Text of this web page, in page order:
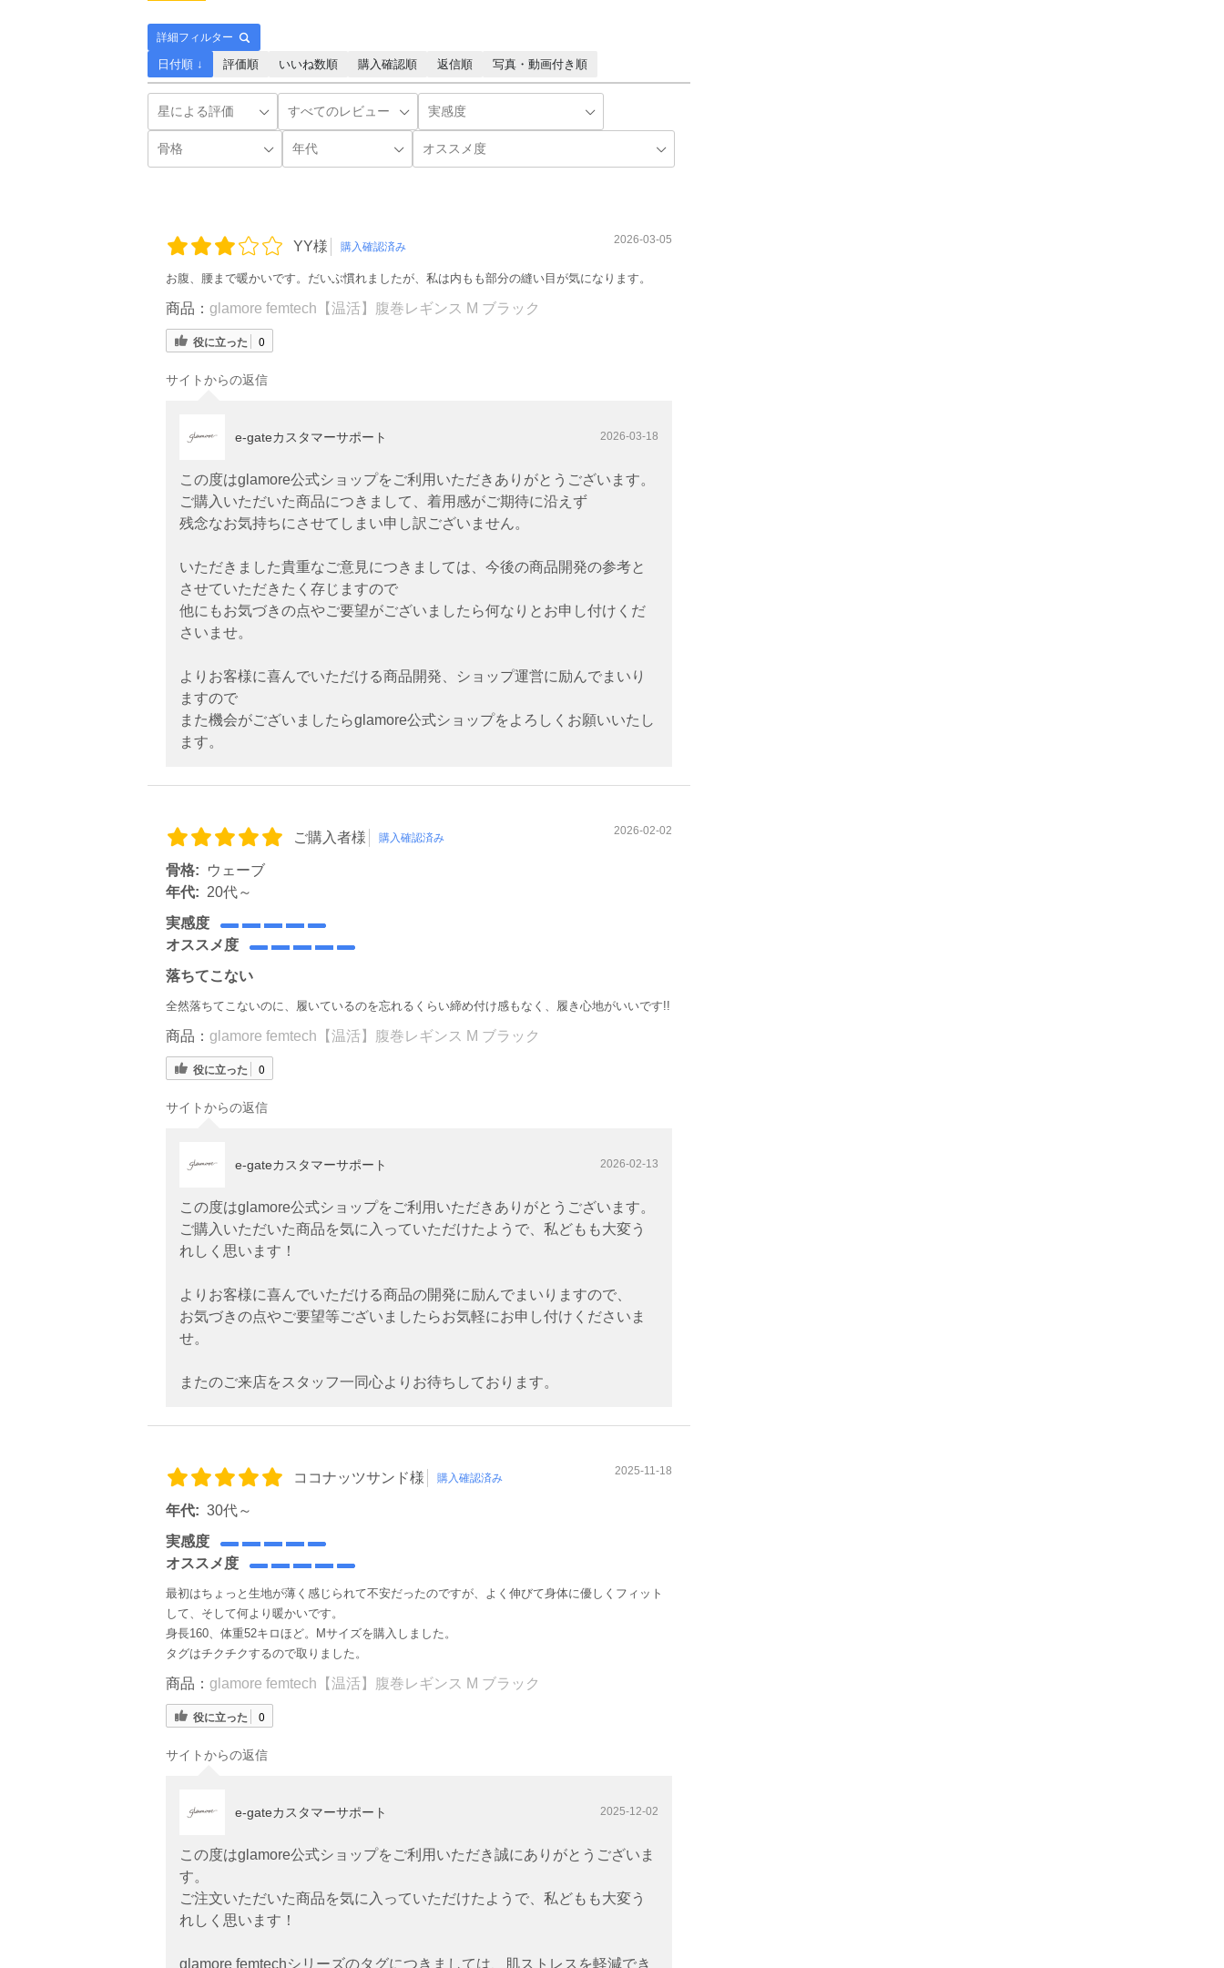
詳細フィルター
日付順 ↓ 評価順 いいね数順 購入確認順 返信順 写真・動画付き順
YY様 購入確認済み
2026-03-05
お腹、腰まで暖かいです。だいぶ慣れましたが、私は内もも部分の縫い目が気になります。
商品： glamore femtech【温活】腹巻レギンス M ブラック
役に立った 0
サイトからの返信
e-gateカスタマーサポート 2026-03-18
この度はglamore公式ショップをご利用いただきありがとうございます。
ご購入いただいた商品につきまして、着用感がご期待に沿えず
残念なお気持ちにさせてしまい申し訳ございません。
いただきました貴重なご意見につきましては、今後の商品開発の参考と
させていただきたく存じますので
他にもお気づきの点やご要望がございましたら何なりとお申し付けくだ
さいませ。
よりお客様に喜んでいただける商品開発、ショップ運営に励んでまいり
ますので
また機会がございましたらglamore公式ショップをよろしくお願いいたし
ます。
ご購入者様 購入確認済み
2026-02-02
骨格:
ウェーブ
年代: 20代～
実感度
オススメ度
落ちてこない
全然落ちてこないのに、履いているのを忘れるくらい締め付け感もなく、履き心地がいいです!!
商品： glamore femtech【温活】腹巻レギンス M ブラック
役に立った 0
サイトからの返信
e-gateカスタマーサポート 2026-02-13
この度はglamore公式ショップをご利用いただきありがとうございます。
ご購入いただいた商品を気に入っていただけたようで、私どもも大変う
れしく思います！
よりお客様に喜んでいただける商品の開発に励んでまいりますので、
お気づきの点やご要望等ございましたらお気軽にお申し付けくださいま
せ。
またのご来店をスタッフ一同心よりお待ちしております。
ココナッツサンド様 購入確認済み
2025-11-18
年代: 30代～
実感度
オススメ度
最初はちょっと生地が薄く感じられて不安だったのですが、よく伸びて身体に優しくフィット
して、そして何より暖かいです。
身長160、体重52キロほど。Mサイズを購入しました。
タグはチクチクするので取りました。
商品： glamore femtech【温活】腹巻レギンス M ブラック
役に立った 0
サイトからの返信
e-gateカスタマーサポート 2025-12-02
この度はglamore公式ショップをご利用いただき誠にありがとうございま
す。
ご注文いただいた商品を気に入っていただけたようで、私どもも大変う
れしく思います！
glamore femtechシリーズのタグにつきましては、肌ストレスを軽減でき